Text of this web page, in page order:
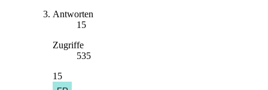
Antworten
15
Zugriffe
535
15